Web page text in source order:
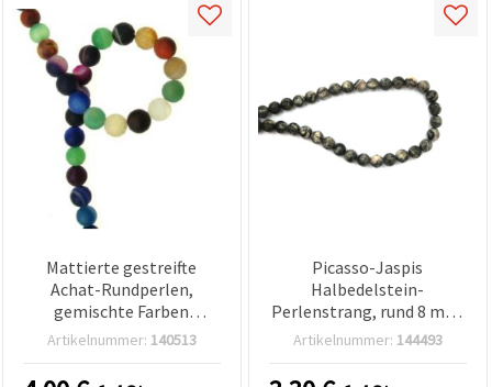
Mattierte gestreifte
Achat-Rundperlen,
gemischte Farben
(Mixed), 8 mm mattierter
Schmuckherstellung, DIY
Artikelnummer: 140513
Picasso-Jaspis
Halbedelstein-
Perlenstrang, rund 8 mm,
ca. 46 Stück
Artikelnummer: 144493